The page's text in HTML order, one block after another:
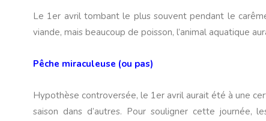
Le 1er avril tombant le plus souvent pendant le
viande, mais beaucoup de poisson, l’animal aquatique
Pêche miraculeuse (ou pas)
Hypothèse controversée, le 1er avril aurait été à une
saison dans d’autres. Pour souligner cette journée,